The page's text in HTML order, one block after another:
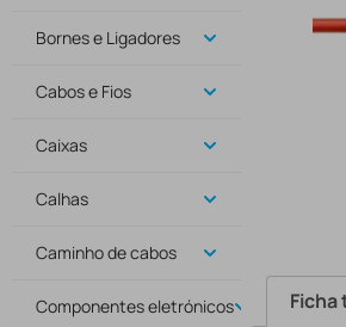
Bornes e Ligadores
Cabos e Fios
Caixas
Calhas
Caminho de cabos
Componentes eletrónicos Ficha